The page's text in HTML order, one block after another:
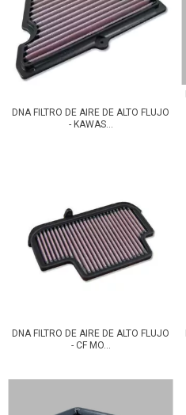
DNA FILTRO DE AIRE DE ALTO FLUJO
- KAWAS...
DNA FILTRO DE AIRE DE ALTO FLUJO
- CF MO...